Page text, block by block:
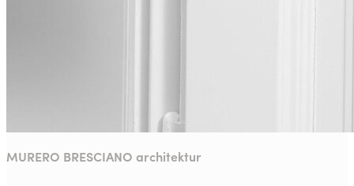
MURERO BRESCIANO architektur